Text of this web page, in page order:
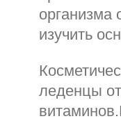
организма
изучить
леденцы